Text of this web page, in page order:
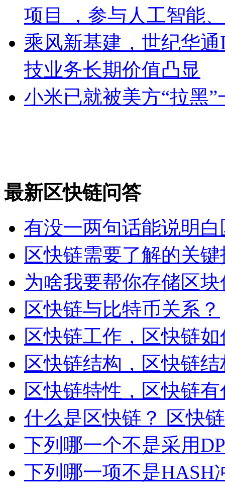
项目 ，参与人工智能
乘风新基建，世纪华
技业务长期价值凸显
小米已就被美方“拉黑
最新区快链问答
有没一两句话能说明
区快链需要了解的关
为啥我要帮你存储区
区快链与比特币关系？
区快链工作，区快链
区快链结构，区快链
区快链特性，区快链
什么是区快链？ 区快
下列哪一个不是采用
下列哪一项不是HASH